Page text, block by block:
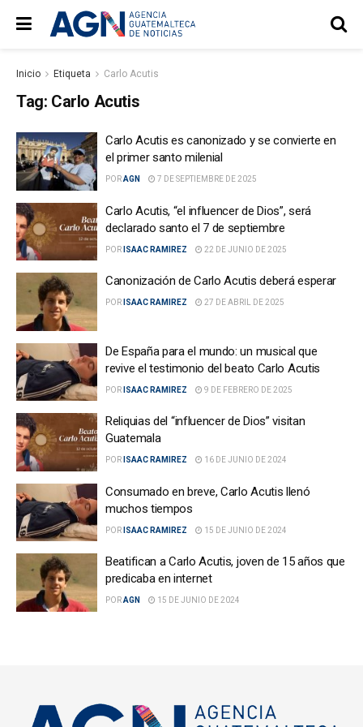
Inicio Etiqueta Carlo Acutis
Tag: Carlo Acutis
Carlo Acutis es canonizado y se convierte en
el primer santo milenial
PORAGN 7 DE SEPTIEMBRE DE 2025
Carlo Acutis, “el influencer de Dios”, será
declarado santo el 7 de septiembre
POR ISAAC RAMIREZ 22 DE JUNIO DE 2025
Canonización de Carlo Acutis deberá esperar
POR ISAAC RAMIREZ 27 DE ABRIL DE 2025
De España para el mundo: un musical que
revive el testimonio del beato Carlo Acutis
POR ISAAC RAMIREZ 9 DE FEBRERO DE 2025
Reliquias del “influencer de Dios” visitan
Guatemala
POR ISAAC RAMIREZ 16 DE JUNIO DE 2024
Consumado en breve, Carlo Acutis llenó
muchos tiempos
POR ISAAC RAMIREZ 15 DE JUNIO DE 2024
Beatifican a Carlo Acutis, joven de 15 años que
predicaba en internet
PORAGN 15 DE JUNIO DE 2024